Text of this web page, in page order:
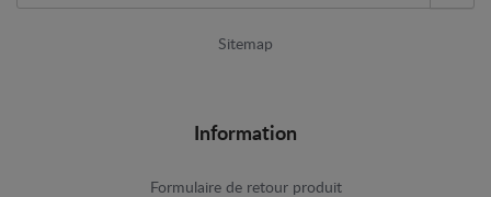
Sitemap
Information
Formulaire de retour produit